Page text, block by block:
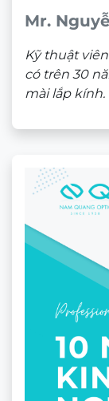
Mr.
Kỹ thuật
có trên 30
mài lắp kính.